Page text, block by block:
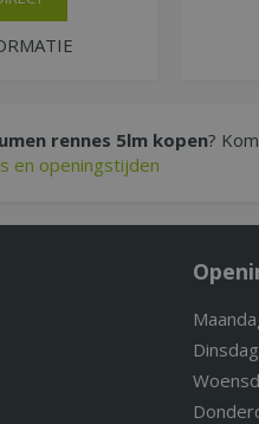
rennes 5lm kopen?
en openingstijden
Dinsdag